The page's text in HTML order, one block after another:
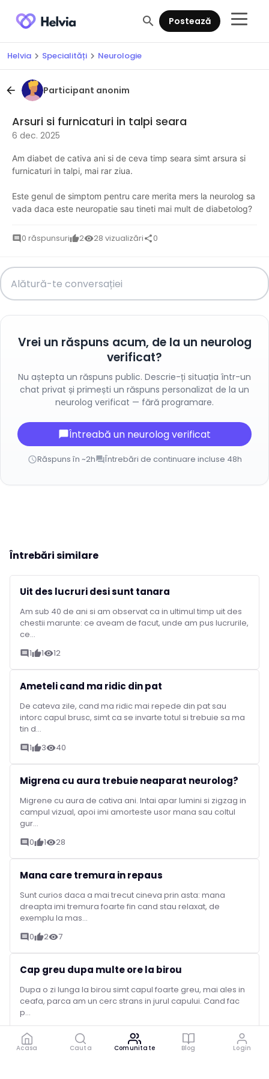
search Postează
Helvia chevron_right Specialități chevron_right Neurologie
arrow_back Participant anonim
Arsuri si furnicaturi in talpi seara
6 dec. 2025
Am diabet de cativa ani si de ceva timp seara simt arsura si
furnicaturi in talpi, mai rar ziua.
Este genul de simptom pentru care merita mers la neurolog sa
vada daca este neuropatie sau tineti mai mult de diabetolog?
comment 0 răspunsurithumb_up2visibility28 vizualizărishare0
Vrei un răspuns acum, de la un neurolog
verificat?
Nu aștepta un răspuns public. Descrie-ți situația într-un
chat privat și primești un răspuns personalizat de la un
neurolog verificat — fără programare.
chat_bubbleÎntreabă un neurolog verificat
scheduleRăspuns în ~2hforumÎntrebări de continuare incluse 48h
Întrebări similare
Uit des lucruri desi sunt tanara
Am sub 40 de ani si am observat ca in ultimul timp uit des
chestii marunte: ce aveam de facut, unde am pus lucrurile,
ce...
comment 1thumb_up1visibility12
Ameteli cand ma ridic din pat
De cateva zile, cand ma ridic mai repede din pat sau
intorc capul brusc, simt ca se invarte totul si trebuie sa ma
tin d...
comment 1thumb_up3visibility40
Migrena cu aura trebuie neaparat neurolog?
Migrene cu aura de cativa ani. Intai apar lumini si zigzag in
campul vizual, apoi imi amorteste usor mana sau coltul
gur...
comment 0thumb_up1visibility28
Mana care tremura in repaus
Sunt curios daca a mai trecut cineva prin asta: mana
dreapta imi tremura foarte fin cand stau relaxat, de
exemplu la mas...
comment 0thumb_up2visibility7
Cap greu dupa multe ore la birou
Dupa o zi lunga la birou simt capul foarte greu, mai ales in
ceafa, parca am un cerc strans in jurul capului. Cand fac
p...
comment
Acasa Cauta Comunitate Blog Login